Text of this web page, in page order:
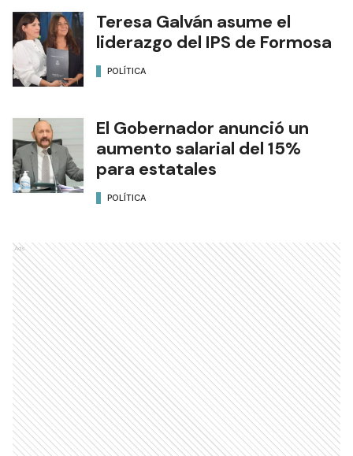
Teresa Galván asume el
liderazgo del IPS de Formosa
POLÍTICA
El Gobernador anunció un
aumento salarial del 15%
para estatales
POLÍTICA
Ads